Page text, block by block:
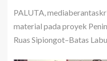
PALUTA,
material pada proyek
Ruas Sipiongot–Batas